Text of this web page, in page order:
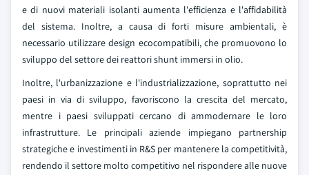
e di nuovi materiali isolanti aumenta l'efficienza e l'affidabilità
del sistema. Inoltre, a causa di forti misure ambientali, è
necessario utilizzare design ecocompatibili, che promuovono lo
sviluppo del settore dei reattori shunt immersi in olio.
Inoltre, l'urbanizzazione e l'industrializzazione, soprattutto nei
paesi in via di sviluppo, favoriscono la crescita del mercato,
mentre i paesi sviluppati cercano di ammodernare le loro
infrastrutture. Le principali aziende impiegano partnership
strategiche e investimenti in R&S per mantenere la competitività,
rendendo il settore molto competitivo nel rispondere alle nuove